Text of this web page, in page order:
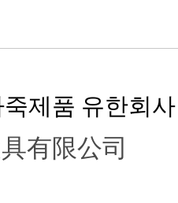
제품 유한회사
有限公司